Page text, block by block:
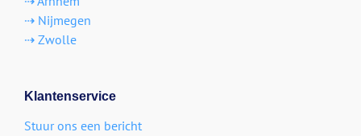
⇢ Nijmegen
⇢ Zwolle
Klantenservice
Stuur ons een bericht